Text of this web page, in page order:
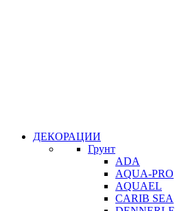
ДЕКОРАЦИИ
Грунт
ADA
AQUA-PRO
AQUAEL
CARIB SEA